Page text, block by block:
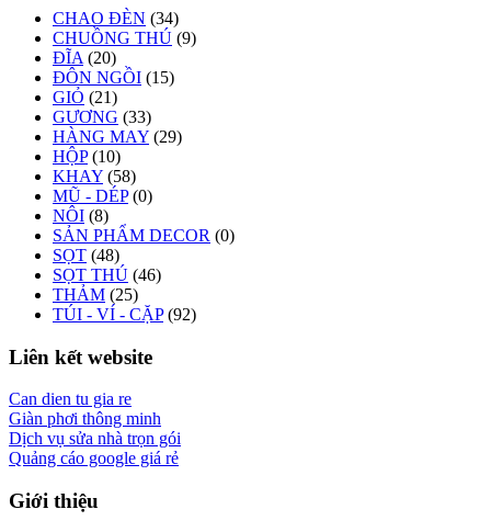
CHAO ĐÈN (34)
CHUỒNG THÚ (9)
ĐĨA (20)
ĐÔN NGỒI (15)
GIỎ (21)
GƯƠNG (33)
HÀNG MAY (29)
HỘP (10)
KHAY (58)
MŨ - DÉP (0)
NÔI (8)
SẢN PHẨM DECOR (0)
SỌT (48)
SỌT THÚ (46)
THẢM (25)
TÚI - VÍ - CẶP (92)
Liên kết website
Can dien tu gia re
Giàn phơi thông minh
Dịch vụ sửa nhà trọn gói
Quảng cáo google giá rẻ
Giới thiệu